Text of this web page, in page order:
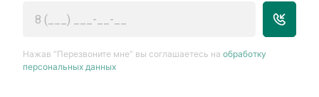
Нажав “Перезвоните мне” вы соглашаетесь наобработку
персональных данных